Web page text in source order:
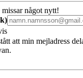
missar något nytt!
att min mejladress